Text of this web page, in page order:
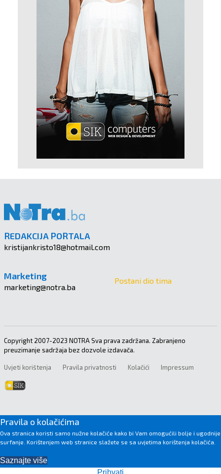
REDAKCIJA PORTALA
kristijankristo18@hotmail.com
Marketing
marketing@notra.ba
Postani dio tima
Copyright 2007-2023 NOTRA Sva prava zadržana. Zabranjeno
preuzimanje sadržaja bez dozvole izdavača.
Uvjeti korištenja Pravila privatnosti Kolačići Impressum
Pravila o kolačićima
Ova stranica koristi samo nužne kolačiće kako bi Vam omogućili bolje i ugodnije
surfanje. Korištenjem web stranice slažete se sa uvjetima korištenja kolačića.
Saznajte više
Prihvati